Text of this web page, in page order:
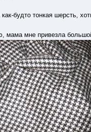
будто тонкая шерсть,
мама мне привезла